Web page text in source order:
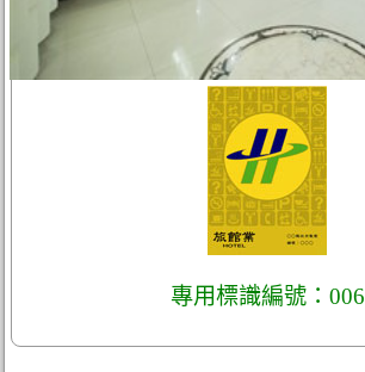
專用標識編號：006